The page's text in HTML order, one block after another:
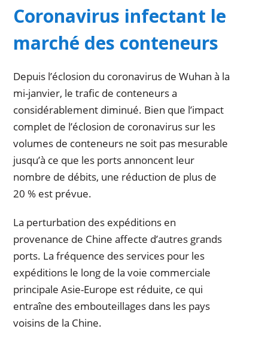
Coronavirus infectant le
marché des conteneurs
Depuis l’éclosion du coronavirus de Wuhan à la
mi-janvier, le trafic de conteneurs a
considérablement diminué. Bien que l’impact
complet de l’éclosion de coronavirus sur les
volumes de conteneurs ne soit pas mesurable
jusqu’à ce que les ports annoncent leur
nombre de débits, une réduction de plus de
20 % est prévue.
La perturbation des expéditions en
provenance de Chine affecte d’autres grands
ports. La fréquence des services pour les
expéditions le long de la voie commerciale
principale Asie-Europe est réduite, ce qui
entraîne des embouteillages dans les pays
voisins de la Chine.